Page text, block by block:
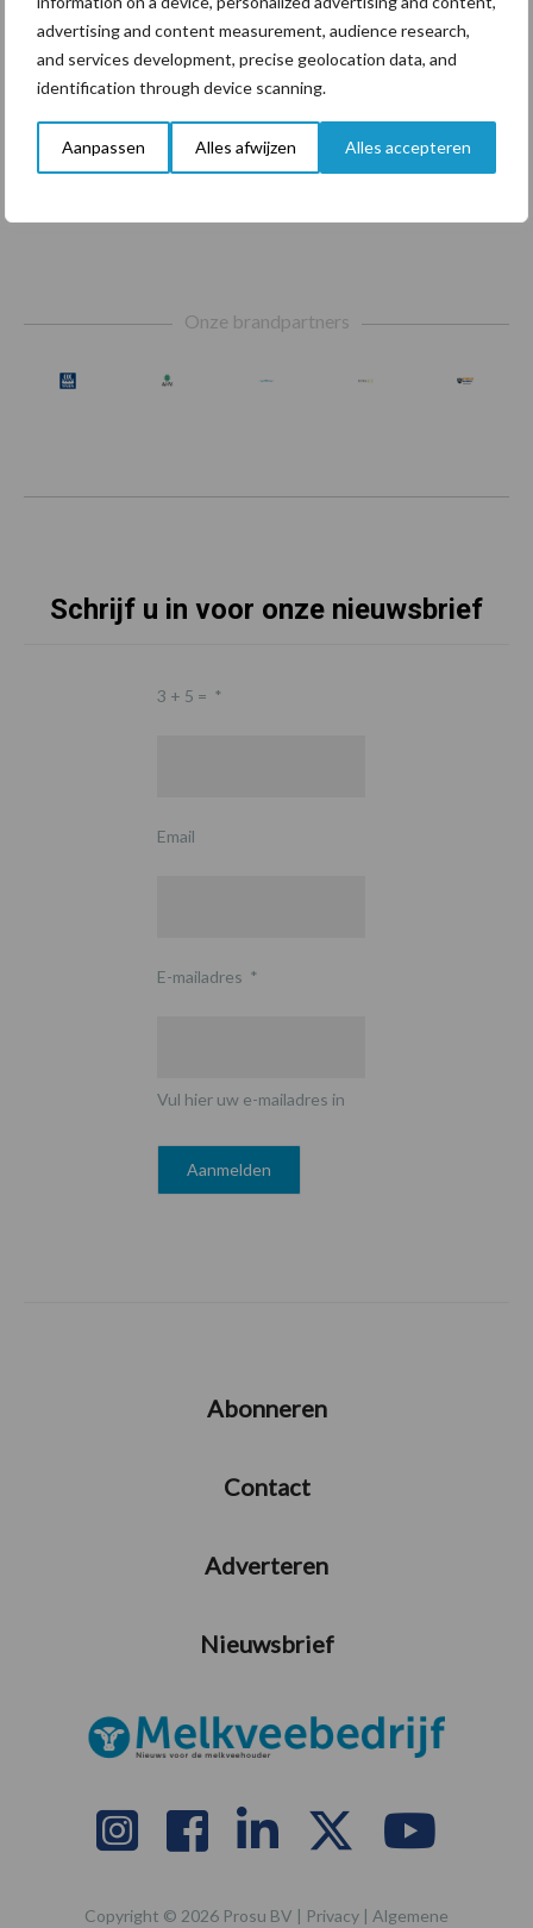
advertising and content measurement, audience research,
and services development, precise geolocation data, and
identification through device scanning.
Aanpassen Alles afwijzen Alles accepteren
Toon meer
Onze brandpartners
Schrijf u in voor onze nieuwsbrief
3 + 5 = *
Email
E-mailadres *
Vul hier uw e-mailadres in
Abonneren
Contact
Adverteren
Nieuwsbrief
Copyright © 2026 Prosu BV | Privacy | Algemene